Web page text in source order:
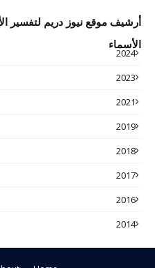
أرشيف موقع نيوز دريم لتفسير
الأسماء
2024
2023
2021
2019
2018
2017
2016
2014